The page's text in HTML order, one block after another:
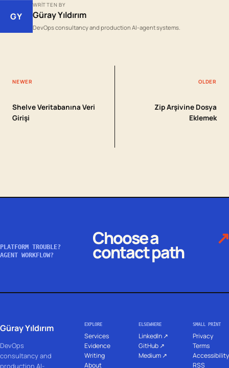
GY
WRITTEN BY
Güray Yıldırım
DevOps consultancy and production AI-agent systems.
NEWER
Shelve Veritabanına Veri
Girişi
OLDER
Zip Arşivine Dosya
Eklemek
PLATFORM TROUBLE?
AGENT WORKFLOW?
Choose a
contact path
↗
Güray Yıldırım
DevOps
consultancy and
production AI-
EXPLORE
Services
Evidence
Writing
About
ELSEWHERE
LinkedIn ↗
GitHub ↗
Medium ↗
SMALL PRINT
Privacy
Terms
Accessibility
RSS